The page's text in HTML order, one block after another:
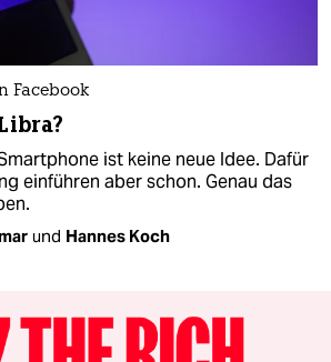
Facebook
ist keine neue Idee. Dafür
einführen aber schon. Genau das
und Hannes Koch